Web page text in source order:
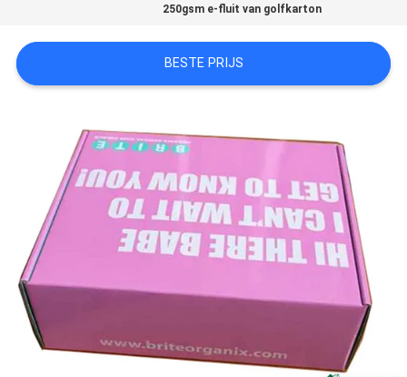
SITEMAP
POLICY
250gsm e-fluit van golfkarton
BESTE PRIJS